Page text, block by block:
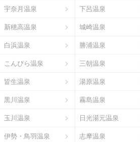
宇奈月温泉 下呂温泉
新穂高温泉 城崎温泉
白浜温泉 勝浦温泉
こんぴら温泉 三朝温泉
皆生温泉 湯原温泉
黒川温泉 霧島温泉
玉川温泉 日光湯元温泉
伊勢・鳥羽温泉 志摩温泉